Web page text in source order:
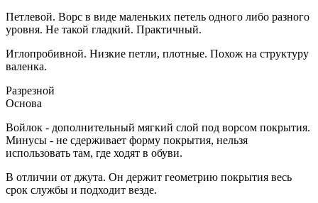
Петлевой. Ворс в виде маленьких петель одного либо разного
уровня. Не такой гладкий. Практичный.
Иглопробивной. Низкие петли, плотные. Похож на структуру
валенка.
Разрезной
Основа
Войлок - дополнительный мягкий слой под ворсом покрытия.
Минусы - не сдерживает форму покрытия, нельзя
использовать там, где ходят в обуви.
В отличии от джута. Он держит геометрию покрытия весь
срок службы и подходит везде.